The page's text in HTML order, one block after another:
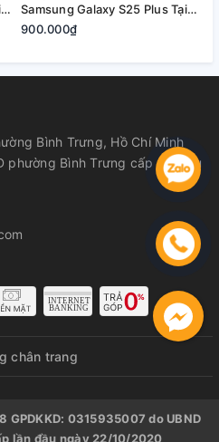
Samsung Galaxy S25 Plus Tại
Quận 2, Tp. Thủ Đức | Bảo
900.000₫
Bình Trưng, Hồ Chí Minh
phường Bình Trưng cấp lần đầu
chân trang
GPDKKD: 0315935007 do UBND
lần đầu ngày 22/10/2020